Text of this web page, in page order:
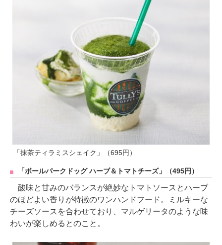
「抹茶ティラミスシェイク」（695円）
「ボールパークドッグ ハーブ＆トマトチーズ」（495円）
酸味と甘みのバランスが絶妙なトマトソースとハーブ
のほどよい香りが特徴のワンハンドフード。ミルキーな
チーズソースを合わせており、マルゲリータのような味
わいが楽しめるとのこと。